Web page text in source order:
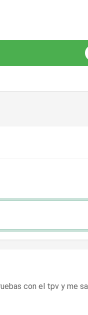
con el tpv y me